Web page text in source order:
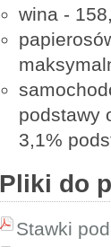
wina -
podstawy
3,1%
Pliki do
Stawki